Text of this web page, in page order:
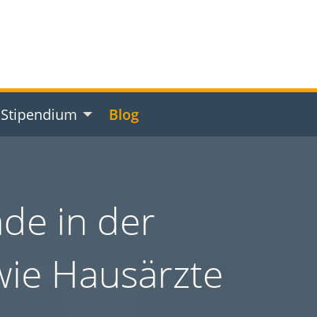
Stipendium Blog
in der
Hausärzte